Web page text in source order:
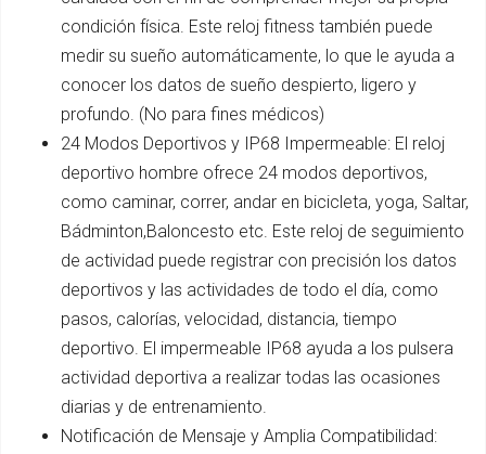
condición física. Este reloj fitness también puede
medir su sueño automáticamente, lo que le ayuda a
conocer los datos de sueño despierto, ligero y
profundo. (No para fines médicos)
24 Modos Deportivos y IP68 Impermeable: El reloj
deportivo hombre ofrece 24 modos deportivos,
como caminar, correr, andar en bicicleta, yoga, Saltar,
Bádminton,Baloncesto etc. Este reloj de seguimiento
de actividad puede registrar con precisión los datos
deportivos y las actividades de todo el día, como
pasos, calorías, velocidad, distancia, tiempo
deportivo. El impermeable IP68 ayuda a los pulsera
actividad deportiva a realizar todas las ocasiones
diarias y de entrenamiento.
Notificación de Mensaje y Amplia Compatibilidad: